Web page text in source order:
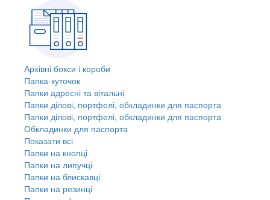
Архівні бокси і короби
Папка-куточок
Папки адресні та вітальні
Папки ділові, портфелі, обкладинки для паспорта
Папки ділові, портфелі, обкладинки для паспорта
Обкладинки для паспорта
Показати всі
Папки на кнопці
Папки на липучці
Папки на блискавці
Папки на резинці